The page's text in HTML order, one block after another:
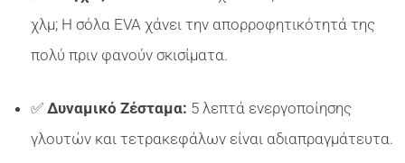
χλμ; Η σόλα EVA χάνει την απορροφητικότητά της
πολύ πριν φανούν σκισίματα.
✅ Δυναμικό Ζέσταμα: 5 λεπτά ενεργοποίησης
γλουτών και τετρακεφάλων είναι αδιαπραγμάτευτα.